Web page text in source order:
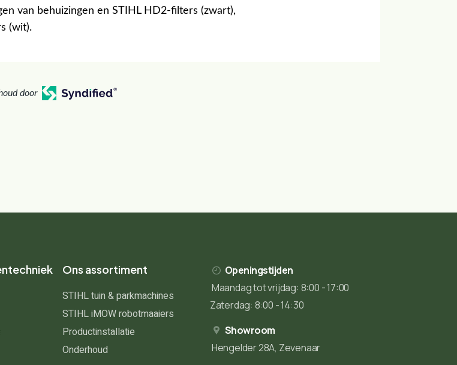
van behuizingen en STIHL HD2-filters (zwart),
(wit).
door
Ons assortiment
STIHL tuin & parkmachines
STIHL iMOW robotmaaiers
Productinstallatie
Onderhoud
Openingstijden
Maandag tot vrijdag: 8:00 - 17:00
Zaterdag: 8:00 - 14:30
Showroom
Hengelder 28A, Zevenaar